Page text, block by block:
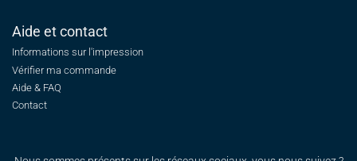
Aide et contact
Informations sur l'impression
Vérifier ma commande
Aide & FAQ
Contact